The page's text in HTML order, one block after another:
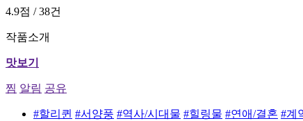
4.9점 / 38건
작품소개
맛보기
찜 알림 공유
#할리퀸 #서양풍 #역사/시대물 #힐링물 #연애/결혼 #계